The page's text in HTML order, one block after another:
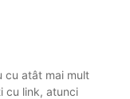
cu atât mai mult
cu link, atunci